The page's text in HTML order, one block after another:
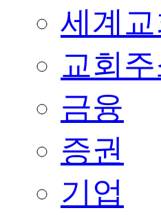
세계교
교회
금융
증권
기업